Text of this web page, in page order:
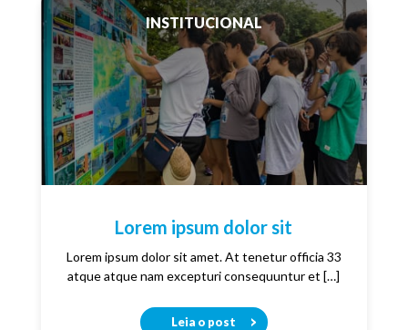
INSTITUCIONAL
Lorem ipsum dolor sit
Lorem ipsum dolor sit amet. At tenetur officia 33
atque atque nam excepturi consequuntur et […]
Leia o post